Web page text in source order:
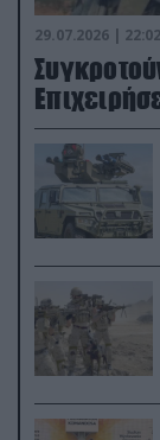
29.07.2026 | 22:02